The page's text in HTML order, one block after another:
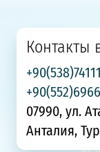
Контакты
07990, ул.
Анталия,